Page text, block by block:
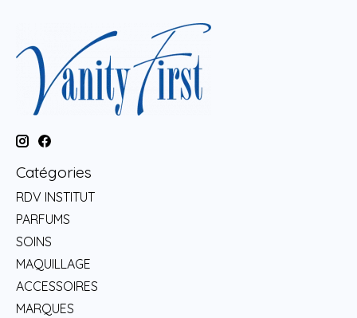
Catégories
RDV INSTITUT
PARFUMS
SOINS
MAQUILLAGE
ACCESSOIRES
MARQUES